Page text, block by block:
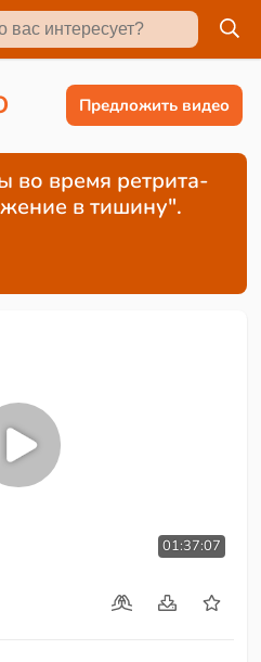
Предложить видео
во время ретрита-
в тишину".
01:37:07